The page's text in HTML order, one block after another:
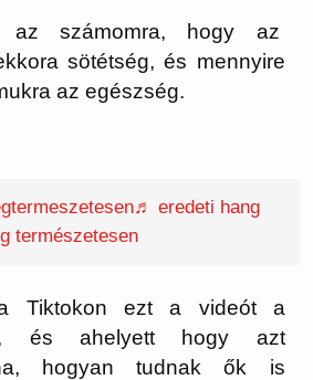
az számomra, hogy az
sötétség, és mennyire
az egészség.
♬ eredeti hang
természetesen
a Tiktokon ezt a videót a
és ahelyett hogy azt
hogyan tudnak ők is